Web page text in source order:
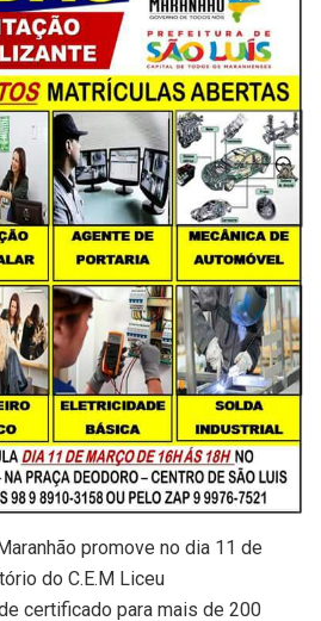
promove no dia 11 de
do C.E.M Liceu
certificado para mais de 200